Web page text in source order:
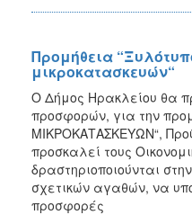
Προμήθεια
μικροκατασκευών“
Ο Δήμος Ηρακλείου θα
προσφορών, για την
ΜΙΚΡΟΚΑΤΑΣΚΕΥΩΝ“,
προσκαλεί τους
δραστηριοποιούνται
σχετικών αγαθών, να
προσφορές